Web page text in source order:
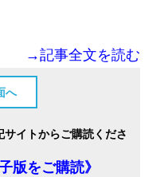
→記事全文を読む
へ
イトからご購読くださ
版をご購読》